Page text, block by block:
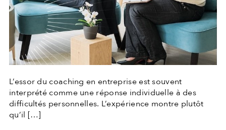
L’essor du coaching en entreprise est souvent
interprété comme une réponse individuelle à des
difficultés personnelles. L’expérience montre plutôt
qu’il […]